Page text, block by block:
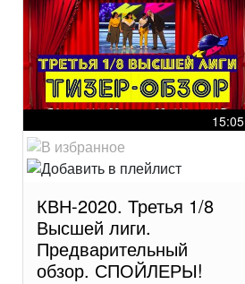
15:05
КВН-2020. Третья 1/8
Высшей лиги.
Предварительный
обзор. СПОЙЛЕРЫ!